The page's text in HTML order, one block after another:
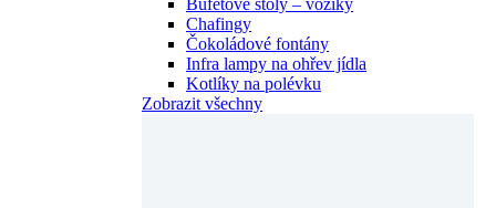
Bufetové stoly – vozíky
Chafingy
Čokoládové fontány
Infra lampy na ohřev jídla
Kotlíky na polévku
Zobrazit všechny